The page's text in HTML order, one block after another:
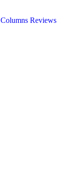
Columns Reviews